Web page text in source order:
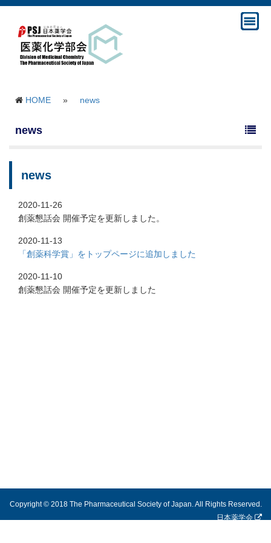
HOME » news
news
news
2020-11-26
創薬懇話会 開催予定を更新しました。
2020-11-13
「創薬科学賞」をトップページに追加しました
2020-11-10
創薬懇話会 開催予定を更新しました
Copyright © 2018 The Pharmaceutical Society of Japan. All Rights Reserved.
日本薬学会